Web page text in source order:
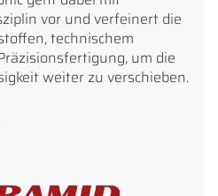
vor und verfeinert die
technischem
um die
weiter zu verschieben.